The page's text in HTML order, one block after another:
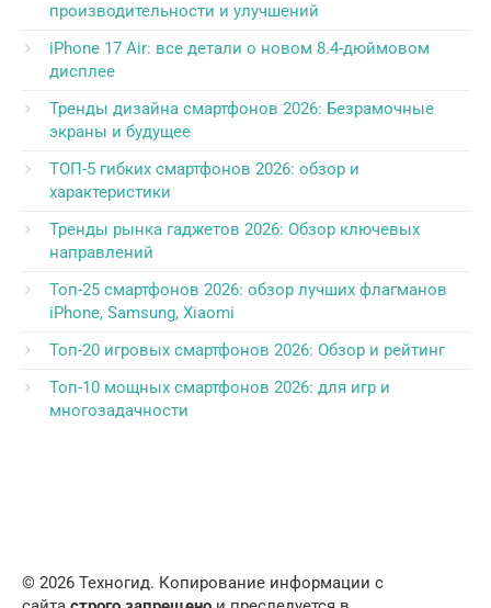
производительности и улучшений
iPhone 17 Air: все детали о новом 8.4-дюймовом
дисплее
Тренды дизайна смартфонов 2026: Безрамочные
экраны и будущее
ТОП-5 гибких смартфонов 2026: обзор и
характеристики
Тренды рынка гаджетов 2026: Обзор ключевых
направлений
Топ-25 смартфонов 2026: обзор лучших флагманов
iPhone, Samsung, Xiaomi
Топ-20 игровых смартфонов 2026: Обзор и рейтинг
Топ-10 мощных смартфонов 2026: для игр и
многозадачности
© 2026 Техногид. Копирование информации с